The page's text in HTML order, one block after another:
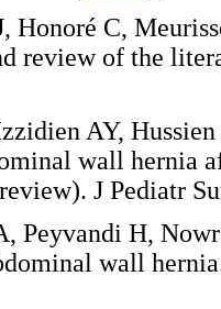
Honoré C,
review of the
AY,
wall hernia
review). J
Peyvandi H,
wall